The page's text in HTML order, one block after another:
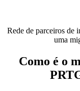
Rede de parceiros de
uma
Como é o